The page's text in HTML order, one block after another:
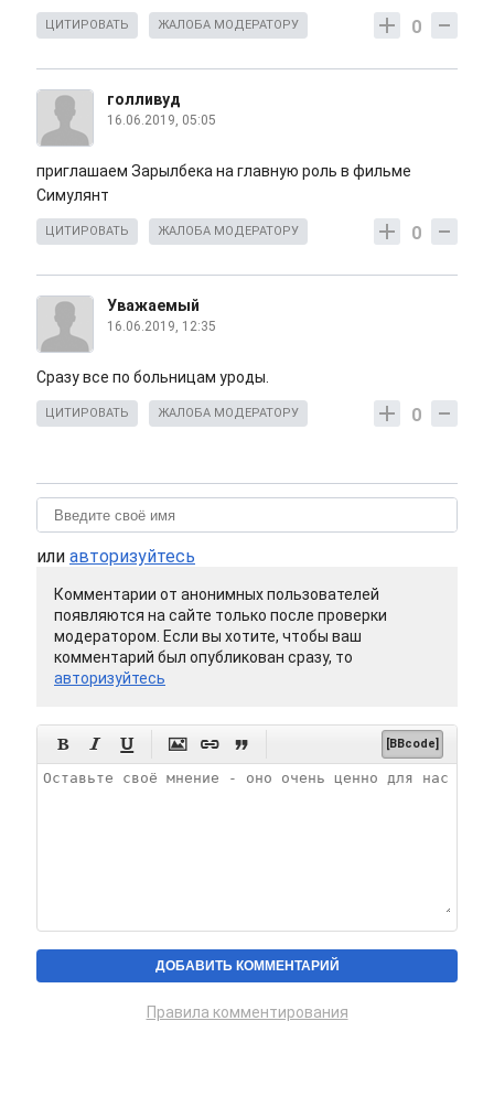
0
ЦИТИРОВАТЬ ЖАЛОБА МОДЕРАТОРУ
голливуд
16.06.2019, 05:05
приглашаем Зарылбека на главную роль в фильме
Симулянт
0
ЦИТИРОВАТЬ ЖАЛОБА МОДЕРАТОРУ
Уважаемый
16.06.2019, 12:35
Сразу все по больницам уроды.
0
ЦИТИРОВАТЬ ЖАЛОБА МОДЕРАТОРУ
или авторизуйтесь
Комментарии от анонимных пользователей
появляются на сайте только после проверки
модератором. Если вы хотите, чтобы ваш
комментарий был опубликован сразу, то
авторизуйтесь
      [BBcode]
Правила комментирования